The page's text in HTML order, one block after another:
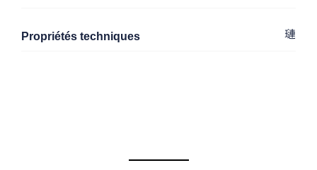
Propriétés techniques